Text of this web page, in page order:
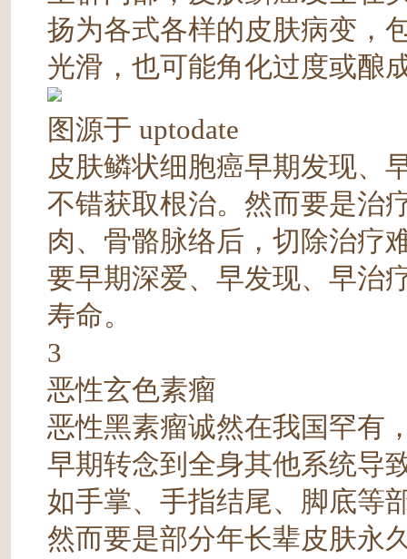
扬为各式各样的皮肤病变，
光滑，也可能角化过度或酿
图源于 uptodate
皮肤鳞状细胞癌早期发现、
不错获取根治。然而要是治
肉、骨骼脉络后，切除治疗
要早期深爱、早发现、早治
寿命。
3
恶性玄色素瘤
恶性黑素瘤诚然在我国罕有
早期转念到全身其他系统导
如手掌、手指结尾、脚底等
然而要是部分年长辈皮肤永